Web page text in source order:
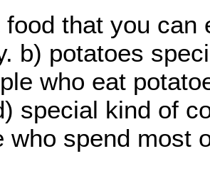
food that you can
b) potatoes
who eat
special kind of
who spend most